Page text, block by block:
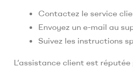
Contactez le service
Envoyez un e-mail au
Suivez les instructions
L’assistance client est